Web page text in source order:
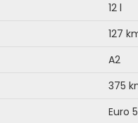
12 l
127
A2
375
Euro 5